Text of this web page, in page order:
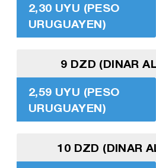
2,30 UYU (PESO
URUGUAYEN)
9 DZD (DINAR
2,59 UYU (PESO
URUGUAYEN)
10 DZD (DINAR